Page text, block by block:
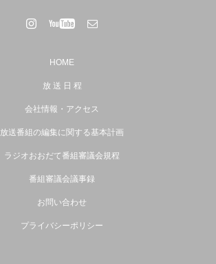
HOME
放 送 日 程
会社情報・アクセス
放送番組の編集に関する基本計画
ラジオおおだて番組審議会規程
番組審議会議事録
お問い合わせ
プライバシーポリシー